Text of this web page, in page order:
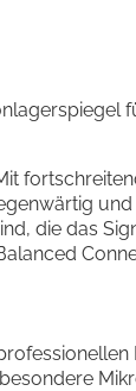
die das